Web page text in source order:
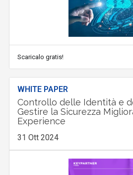
Scaricalo gratis!
WHITE PAPER
Controllo delle Identità e
Gestire la Sicurezza
Experience
31 Ott 2024